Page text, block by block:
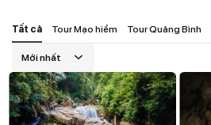
Tất cả Tour Mạo hiểm Tour Quảng Bình
Mới nhất